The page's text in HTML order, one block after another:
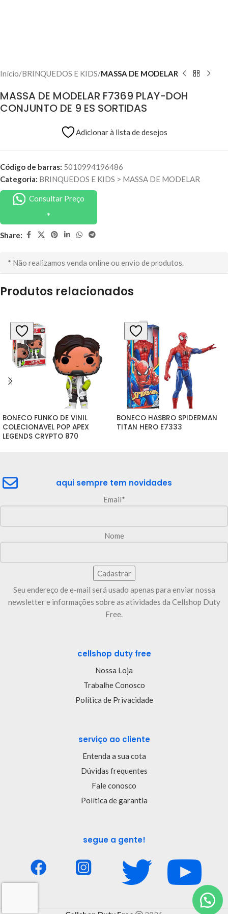
Início BRINQUEDOS E KIDS MASSA DE MODELAR
MASSA DE MODELAR F7369 PLAY-DOH
CONJUNTO DE 9 ES SORTIDAS
Adicionar à lista de desejos
Código de barras: 5010994196486
Categoria: BRINQUEDOS E KIDS > MASSA DE MODELAR
Consultar Preço
Share:
* Não realizamos venda online ou envio de produtos.
Produtos relacionados
BONECO FUNKO DE VINIL
COLECIONAVEL POP APEX
LEGENDS CRYPTO 870
BONECO HASBRO SPIDERMAN
TITAN HERO E7333
aqui sempre tem novidades
Email*
Nome
Seu endereço de e-mail será usado apenas para enviar nossa
newsletter e informações sobre as atividades da Cellshop Duty
Free.
cellshop duty free
Nossa Loja
Trabalhe Conosco
Política de Privacidade
serviço ao cliente
Entenda a sua cota
Dúvidas frequentes
Fale conosco
Política de garantia
segue a gente!